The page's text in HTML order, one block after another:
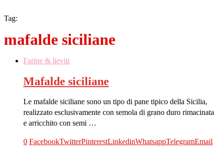
Tag:
mafalde siciliane
Farine & lieviti
Mafalde siciliane
Le mafalde siciliane sono un tipo di pane tipico della Sicilia,
realizzato esclusivamente con semola di grano duro rimacinata
e arricchito con semi …
0 FacebookTwitterPinterestLinkedinWhatsappTelegramEmail